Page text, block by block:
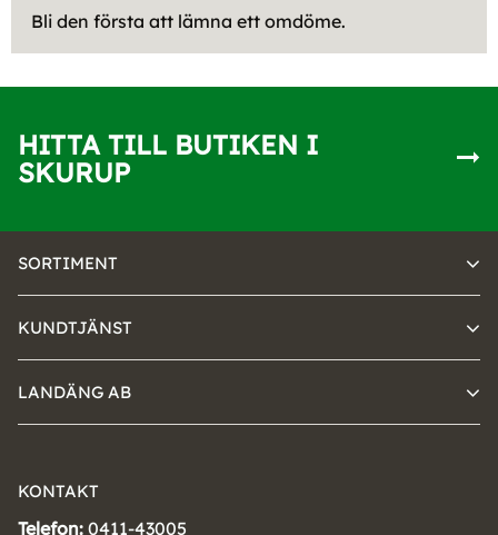
Bli den första att lämna ett omdöme.
HITTA TILL BUTIKEN I
SKURUP
SORTIMENT
KUNDTJÄNST
LANDÄNG AB
KONTAKT
Telefon: 0411-43005